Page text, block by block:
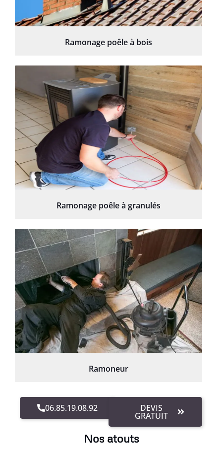
Ramonage poêle à bois
Ramonage poêle à granulés
Ramoneur
06.85.19.08.92 DEVIS
GRATUIT
Nos atouts